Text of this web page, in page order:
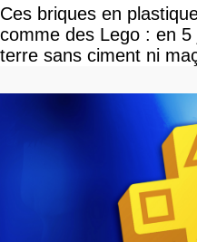
Ces briques en
comme des Lego : en
terre sans ciment ni